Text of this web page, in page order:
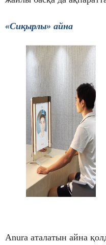
«Сиқырлы» айна
Anura аталатын айна